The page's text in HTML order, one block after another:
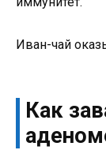
Иван-чай
Как